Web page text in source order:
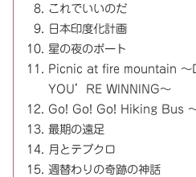
これでいいのだ
日本印度化計画
星の夜のボート
Picnic at fire mountain ～
YOU’RE WINNING～
Go! Go! Go! Hiking Bus
最期の遠足
月とテブクロ
週替わりの奇跡の神話